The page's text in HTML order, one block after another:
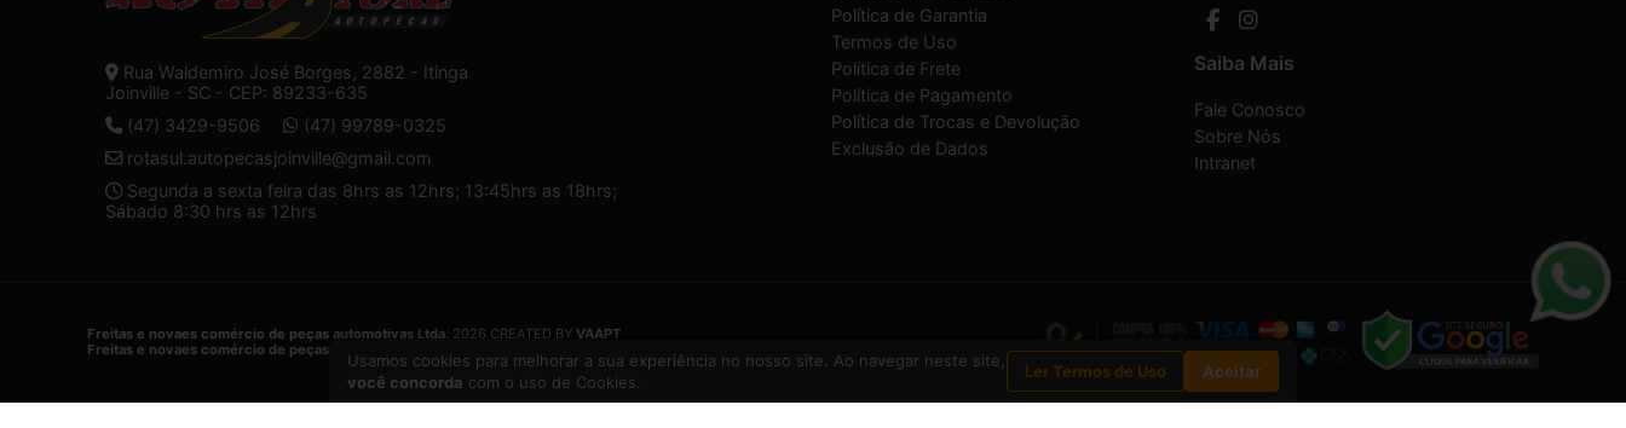
Rua Waldemiro José Borges, 2882 - Itinga
Joinville - SC - CEP: 89233-635
(47) 3429-9506
(47) 99789-0325
rotasul.autopecasjoinville@gmail.com
Segunda a sexta feira das 8hrs as 12hrs; 13:45hrs as 18hrs;
Sábado 8:30 hrs as 12hrs
Política de Garantia
Termos de Uso
Política de Frete
Política de Pagamento
Política de Trocas e Devolução
Exclusão de Dados
Saiba Mais
Fale Conosco
Sobre Nós
Intranet
Freitas e novaes comércio de peças automotivas Ltda. 2026 CREATED BY VAAPT
Freitas e novaes comércio de peças automotivas Ltda.
Usamos cookies para melhorar a sua experiência no nosso site. Ao navegar neste site,
você concorda com o uso de Cookies.
Ler Termos de Uso Aceitar